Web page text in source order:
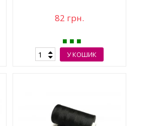
82 грн.
У КОШИК